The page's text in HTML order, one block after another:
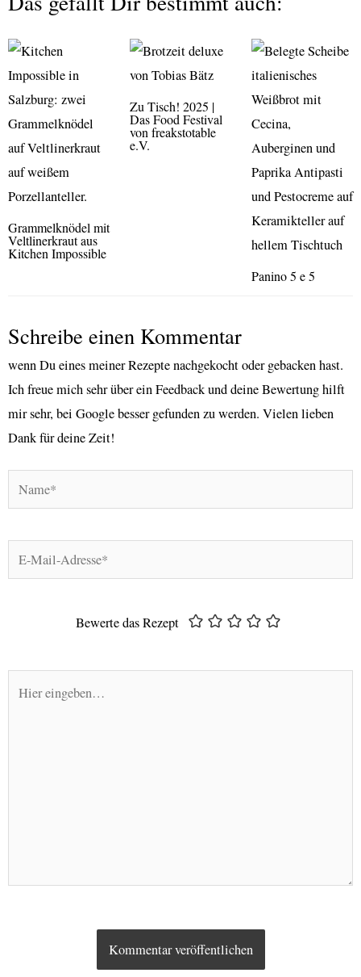
Grammelknödel mit
Veltlinerkraut aus
Kitchen Impossible
Zu Tisch! 2025 |
Das Food Festival
von freakstotable
e.V.
Panino 5 e 5
Schreibe einen Kommentar
wenn Du eines meiner Rezepte nachgekocht oder gebacken hast.
Ich freue mich sehr über ein Feedback und deine Bewertung hilft
mir sehr, bei Google besser gefunden zu werden. Vielen lieben
Dank für deine Zeit!
Name*
E-
Mail-
Bewerte das Rezept
eingeben…